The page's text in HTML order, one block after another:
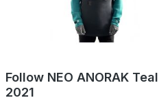
Follow NEO ANORAK Teal
2021